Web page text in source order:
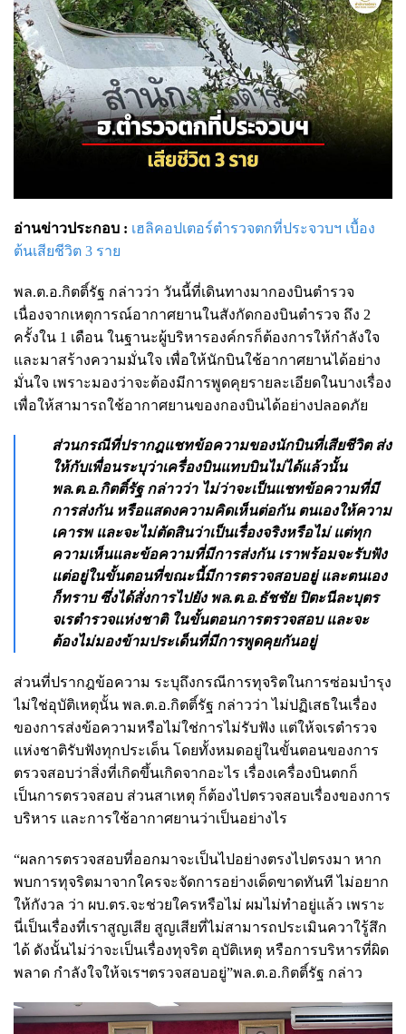
อ่านข่าวประกอบ : เฮลิคอปเตอร์ตำรวจตกที่ประจวบฯ เบื้อง
ต้นเสียชีวิต 3 ราย
พล.ต.อ.กิตติ์รัฐ กล่าวว่า วันนี้ที่เดินทางมากองบินตำรวจ
เนื่องจากเหตุการณ์อากาศยานในสังกัดกองบินตำรวจ ถึง 2
ครั้งใน 1 เดือน ในฐานะผู้บริหารองค์กรก็ต้องการให้กำลังใจ
และมาสร้างความมั่นใจ เพื่อให้นักบินใช้อากาศยานได้อย่าง
มั่นใจ เพราะมองว่าจะต้องมีการพูดคุยรายละเอียดในบางเรื่อง
เพื่อให้สามารถใช้อากาศยานของกองบินได้อย่างปลอดภัย
ส่วนกรณีที่ปรากฎแชทข้อความของนักบินที่เสียชีวิต ส่ง
ให้กับเพื่อนระบุว่าเครื่องบินแทบบินไม่ได้แล้วนั้น
พล.ต.อ.กิตติ์รัฐ กล่าวว่า ไม่ว่าจะเป็นแชทข้อความที่มี
การส่งกัน หรือแสดงความคิดเห็นต่อกัน ตนเองให้ความ
เคารพ และจะไม่ตัดสินว่าเป็นเรื่องจริงหรือไม่ แต่ทุก
ความเห็นและข้อความที่มีการส่งกัน เราพร้อมจะรับฟัง
แต่อยู่ในขั้นตอนที่ขณะนี้มีการตรวจสอบอยู่ และตนเอง
ก็ทราบ ซึ่งได้สั่งการไปยัง พล.ต.อ.ธัชชัย ปิตะนีละบุตร
จเรตำรวจแห่งชาติ ในขั้นตอนการตรวจสอบ และจะ
ต้องไม่มองข้ามประเด็นที่มีการพูดคุยกันอยู่
ส่วนที่ปรากฎข้อความ ระบุถึงกรณีการทุจริตในการซ่อมบำรุง
ไม่ใช่อุบัติเหตุนั้น พล.ต.อ.กิตติ์รัฐ กล่าวว่า ไม่ปฏิเสธในเรื่อง
ของการส่งข้อความหรือไม่ใช่การไม่รับฟัง แต่ให้จเรตำรวจ
แห่งชาติรับฟังทุกประเด็น โดยทั้งหมดอยู่ในขั้นตอนของการ
ตรวจสอบว่าสิ่งที่เกิดขึ้นเกิดจากอะไร เรื่องเครื่องบินตกก็
เป็นการตรวจสอบ ส่วนสาเหตุ ก็ต้องไปตรวจสอบเรื่องของการ
บริหาร และการใช้อากาศยานว่าเป็นอย่างไร
“ผลการตรวจสอบที่ออกมาจะเป็นไปอย่างตรงไปตรงมา หาก
พบการทุจริตมาจากใครจะจัดการอย่างเด็ดขาดทันที ไม่อยาก
ให้กังวล ว่า ผบ.ตร.จะช่วยใครหรือไม่ ผมไม่ทำอยู่แล้ว เพราะ
นี่เป็นเรื่องที่เราสูญเสีย สูญเสียที่ไม่สามารถประเมินควาใรู้สึก
ได้ ดังนั้นไม่ว่าจะเป็นเรื่องทุจริต อุบัติเหตุ หรือการบริหารที่ผิด
พลาด กำลังใจให้จเรฯตรวจสอบอยู่”พล.ต.อ.กิตติ์รัฐ กล่าว